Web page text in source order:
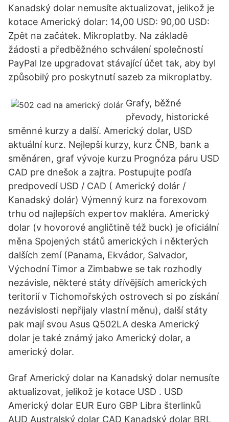
Kanadský dolar nemusíte aktualizovat, jelikož je
kotace Americký dolar: 14,00 USD: 90,00 USD:
Zpět na začátek. Mikroplatby. Na základě
žádosti a předběžného schválení společností
PayPal lze upgradovat stávající účet tak, aby byl
způsobilý pro poskytnutí sazeb za mikroplatby.
Grafy, běžné
převody, historické
směnné kurzy a další. Americký dolar, USD
aktuální kurz. Nejlepší kurzy, kurz ČNB, bank a
směnáren, graf vývoje kurzu Prognóza páru USD
CAD pre dnešok a zajtra. Postupujte podľa
predpovedí USD / CAD ( Americký dolár /
Kanadský dolár) Výmenný kurz na forexovom
trhu od najlepších expertov makléra. Americký
dolar (v hovorové angličtině též buck) je oficiální
měna Spojených států amerických i některých
dalších zemí (Panama, Ekvádor, Salvador,
Východní Timor a Zimbabwe se tak rozhodly
nezávisle, některé státy dřívějších amerických
teritorií v Tichomořských ostrovech si po získání
nezávislosti nepřijaly vlastní měnu), další státy
pak mají svou Asus Q502LA deska Americký
dolar je také známý jako Americký dolar, a
americký dolar.
Graf Americký dolar na Kanadský dolar nemusíte
aktualizovat, jelikož je kotace USD . USD
Americký dolar EUR Euro GBP Libra šterlinků
AUD Australský dolar CAD Kanadský dolar BRL